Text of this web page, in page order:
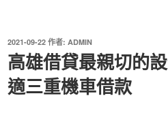
發
佈
於
2021-09-22 作者: ADMIN
高雄借貸最親切的
適三重機車借款